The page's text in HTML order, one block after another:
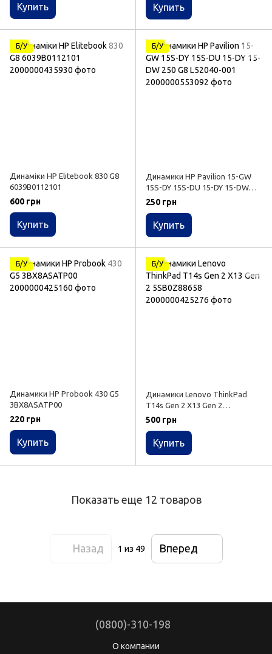
Купить Купить
Б/У
Динаміки HP Elitebook 830 G8
6039B0112101
600 грн
Купить
Б/У
Динамики HP Pavilion 15-GW
15S-DY 15S-DU 15-DY 15-DW
250 G8 L52040-001
250 грн
Купить
Б/У
Динамики HP Probook 430 G5
3BX8ASATP00
220 грн
Купить
Б/У
Динамики Lenovo ThinkPad
T14s Gen 2 X13 Gen 2
5SB0Z88658
500 грн
Купить
Показать еще 12 товаров
Назад 1 из 49 Вперед
(0800)-310-198
О компании